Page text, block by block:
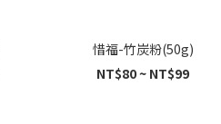
惜福-竹炭粉(50g)
NT$80 ~ NT$99